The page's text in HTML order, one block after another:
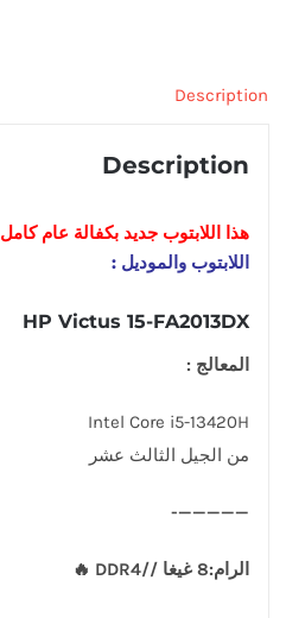
Description
Description
هذا اللابتوب جديد بكفالة عام كامل
اللابتوب والموديل :
HP Victus 15-FA2013DX
المعالج :
Intel Core i5-13420H
من الجيل الثالث عشر
—————-
الرام:8 غيغا //DDR4 🔥